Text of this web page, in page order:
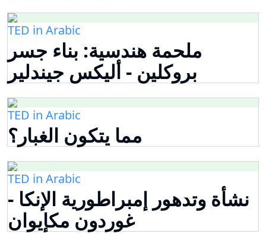
TED in Arabic
ملحمة هندسية: بناء جسر
بروكلين - أليكس جيندلير
TED in Arabic
مما يتكون الغبار؟
TED in Arabic
نشأة وتدهور إمبراطورية الإنكا -
غوردون مكإيوان